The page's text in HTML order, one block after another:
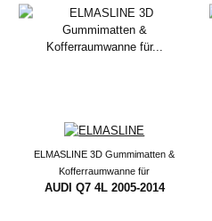
ELMASLINE 3D Gummimatten &
Kofferraumwanne für
AUDI Q7 4L 2005-2014